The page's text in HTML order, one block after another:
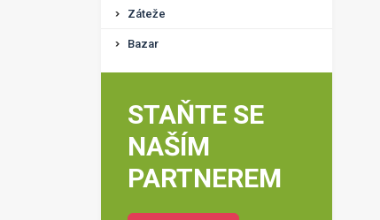
Záteže
Bazar
STAŇTE SE
NAŠÍM
PARTNEREM